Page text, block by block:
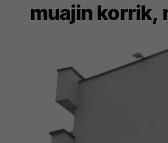
muajin korrik,